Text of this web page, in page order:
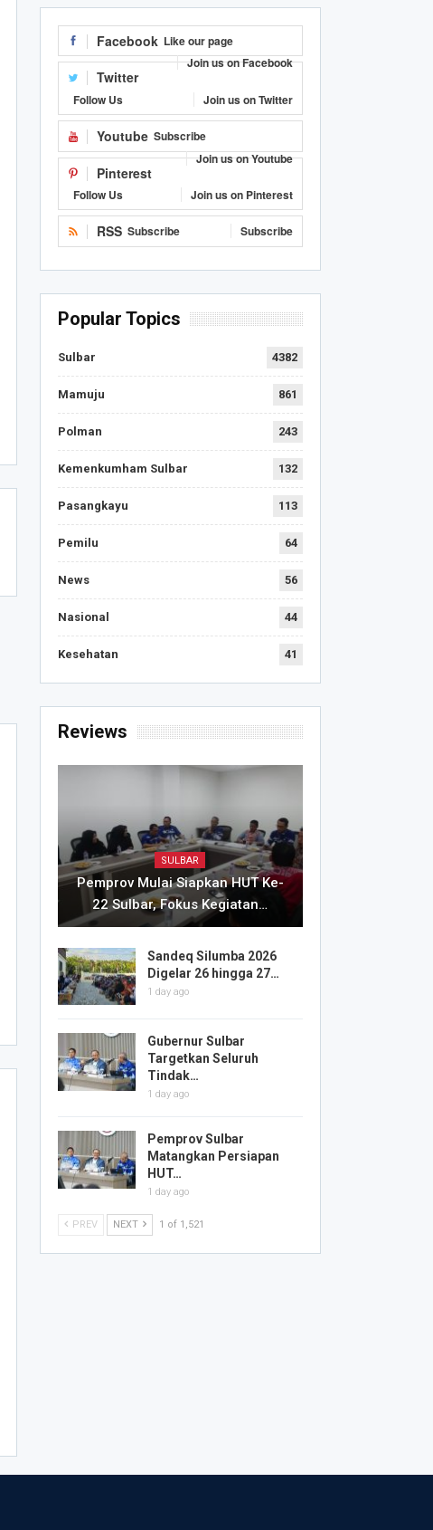
Facebook Like our page
Join us on Facebook
Twitter
Follow Us Join us on Twitter
Youtube Subscribe
Join us on Youtube
Pinterest
Follow Us Join us on Pinterest
RSS Subscribe Subscribe
Popular Topics
Sulbar 4382
Mamuju 861
Polman 243
Kemenkumham Sulbar 132
Pasangkayu 113
Pemilu 64
News 56
Nasional 44
Kesehatan 41
Reviews
SULBAR
Pemprov Mulai Siapkan HUT Ke-
22 Sulbar, Fokus Kegiatan…
Sandeq Silumba 2026
Digelar 26 hingga 27…
1 day ago
Gubernur Sulbar
Targetkan Seluruh
Tindak…
1 day ago
Pemprov Sulbar
Matangkan Persiapan
HUT…
1 day ago
PREV NEXT 1 of 1,521